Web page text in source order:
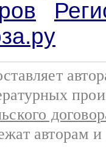
авторам